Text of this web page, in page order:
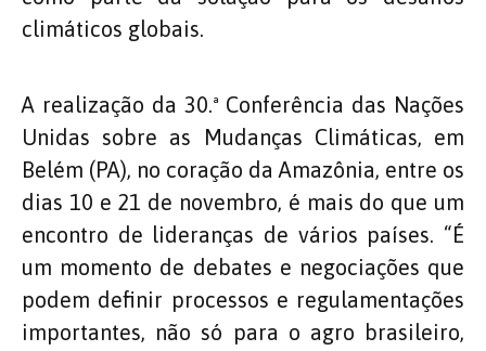
climáticos globais.
A realização da 30.ª Conferência das Nações
Unidas sobre as Mudanças Climáticas, em
Belém (PA), no coração da Amazônia, entre os
dias 10 e 21 de novembro, é mais do que um
encontro de lideranças de vários países. “É
um momento de debates e negociações que
podem definir processos e regulamentações
importantes, não só para o agro brasileiro,